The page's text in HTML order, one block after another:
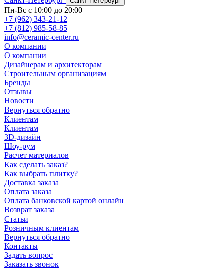
Пн-Вс с 10:00 до 20:00
+7 (962) 343-21-12
+7 (812) 985-58-85
info@ceramic-center.ru
О компании
О компании
Дизайнерам и архитекторам
Строительным организациям
Бренды
Отзывы
Новости
Вернуться обратно
Клиентам
Клиентам
3D-дизайн
Шоу-рум
Расчет материалов
Как сделать заказ?
Как выбрать плитку?
Доставка заказа
Оплата заказа
Оплата банковской картой онлайн
Возврат заказа
Статьи
Розничным клиентам
Вернуться обратно
Контакты
Задать вопрос
Заказать звонок